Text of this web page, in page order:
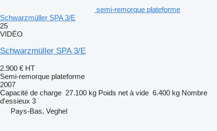
semi-remorque plateforme
Schwarzmüller SPA 3/E
25
VIDÉO
Schwarzmüller SPA 3/E
2.900 € HT
Semi-remorque plateforme
2007
Capacité de charge 27.100 kg Poids net à vide 6.400 kg Nombre
d'essieux 3
Pays-Bas, Veghel